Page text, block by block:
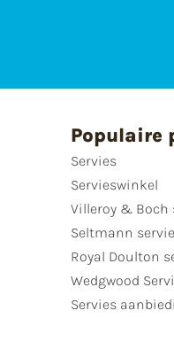
Populaire
Servies
Servieswinkel
Villeroy & Boch
Seltmann
Royal Doulton
Wedgwood
Servies